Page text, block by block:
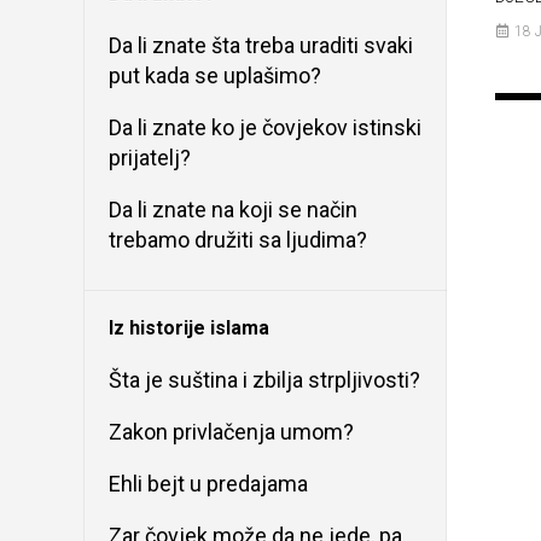
18
Da li znate šta treba uraditi svaki
put kada se uplašimo?
Da li znate ko je čovjekov istinski
prijatelj?
Da li znate na koji se način
trebamo družiti sa ljudima?
Iz historije islama
Šta je suština i zbilja strpljivosti?
Zakon privlačenja umom?
Ehli bejt u predajama